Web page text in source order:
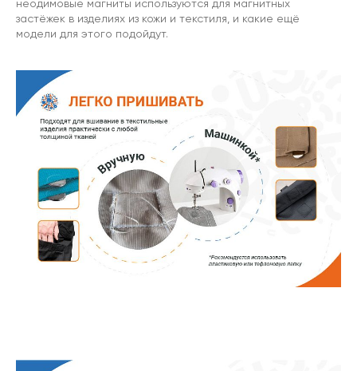
неодимовые магниты используются для магнитных
застёжек в изделиях из кожи и текстиля, и какие ещё
модели для этого подойдут.